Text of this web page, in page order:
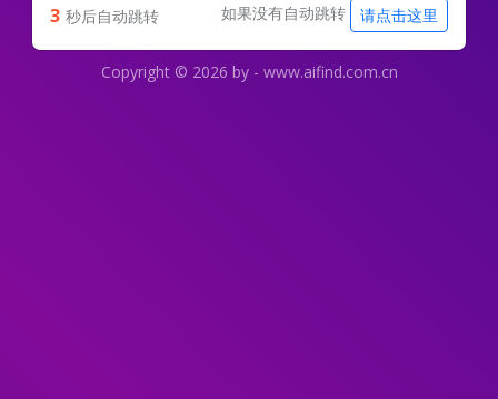
3 秒后自动跳转 如果没有自动跳转 请点击这里
Copyright © 2026 by - www.aifind.com.cn